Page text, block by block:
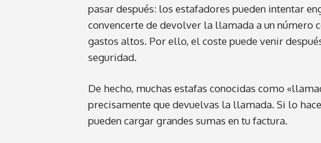
pasar después: los estafadores pueden intentar
convencerte de devolver la llamada a un número
gastos altos. Por ello, el coste puede venir
seguridad.
De hecho, muchas estafas conocidas como
precisamente que devuelvas la llamada. Si lo
pueden cargar grandes sumas en tu factura.